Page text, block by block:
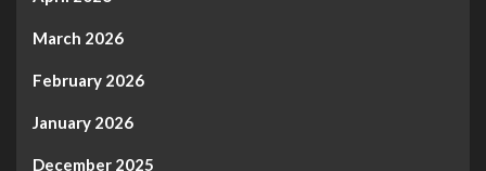
March 2026
February 2026
January 2026
December 2025